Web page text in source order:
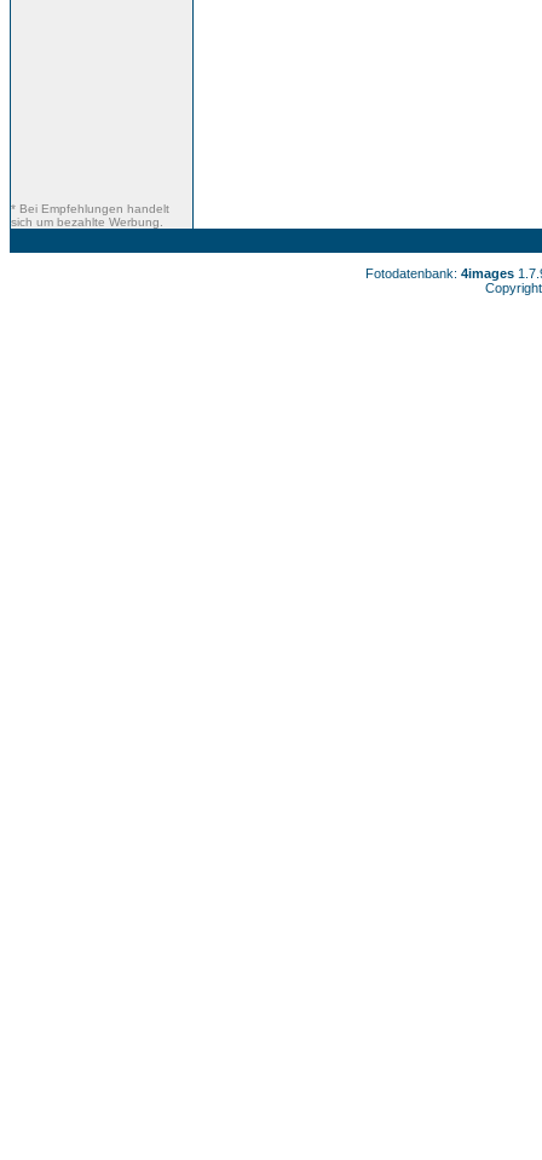
* Bei Empfehlungen handelt
sich um bezahlte Werbung.
Fotodatenbank: 4images